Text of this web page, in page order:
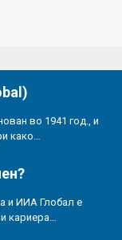
во 1941 год., и
како…
и ИИА Глобал е
кариера…